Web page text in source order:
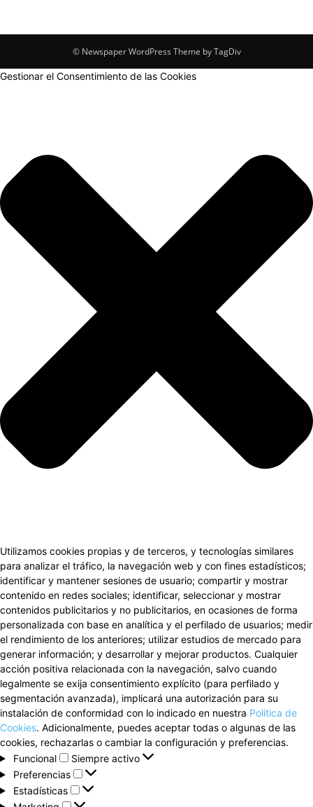
© Newspaper WordPress Theme by TagDiv
Gestionar el Consentimiento de las Cookies
Utilizamos cookies propias y de terceros, y tecnologías similares
para analizar el tráfico, la navegación web y con fines estadísticos;
identificar y mantener sesiones de usuario; compartir y mostrar
contenido en redes sociales; identificar, seleccionar y mostrar
contenidos publicitarios y no publicitarios, en ocasiones de forma
personalizada con base en analítica y el perfilado de usuarios; medir
el rendimiento de los anteriores; utilizar estudios de mercado para
generar información; y desarrollar y mejorar productos. Cualquier
acción positiva relacionada con la navegación, salvo cuando
legalmente se exija consentimiento explícito (para perfilado y
segmentación avanzada), implicará una autorización para su
instalación de conformidad con lo indicado en nuestra Política de
Cookies. Adicionalmente, puedes aceptar todas o algunas de las
cookies, rechazarlas o cambiar la configuración y preferencias.
Funcional
Funcional
Siempre activo
Preferencias
Preferencias
Estadísticas
Estadísticas
Marketing